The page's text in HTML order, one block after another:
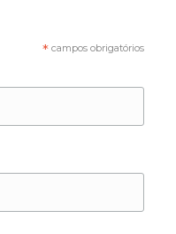
* campos obrigatórios